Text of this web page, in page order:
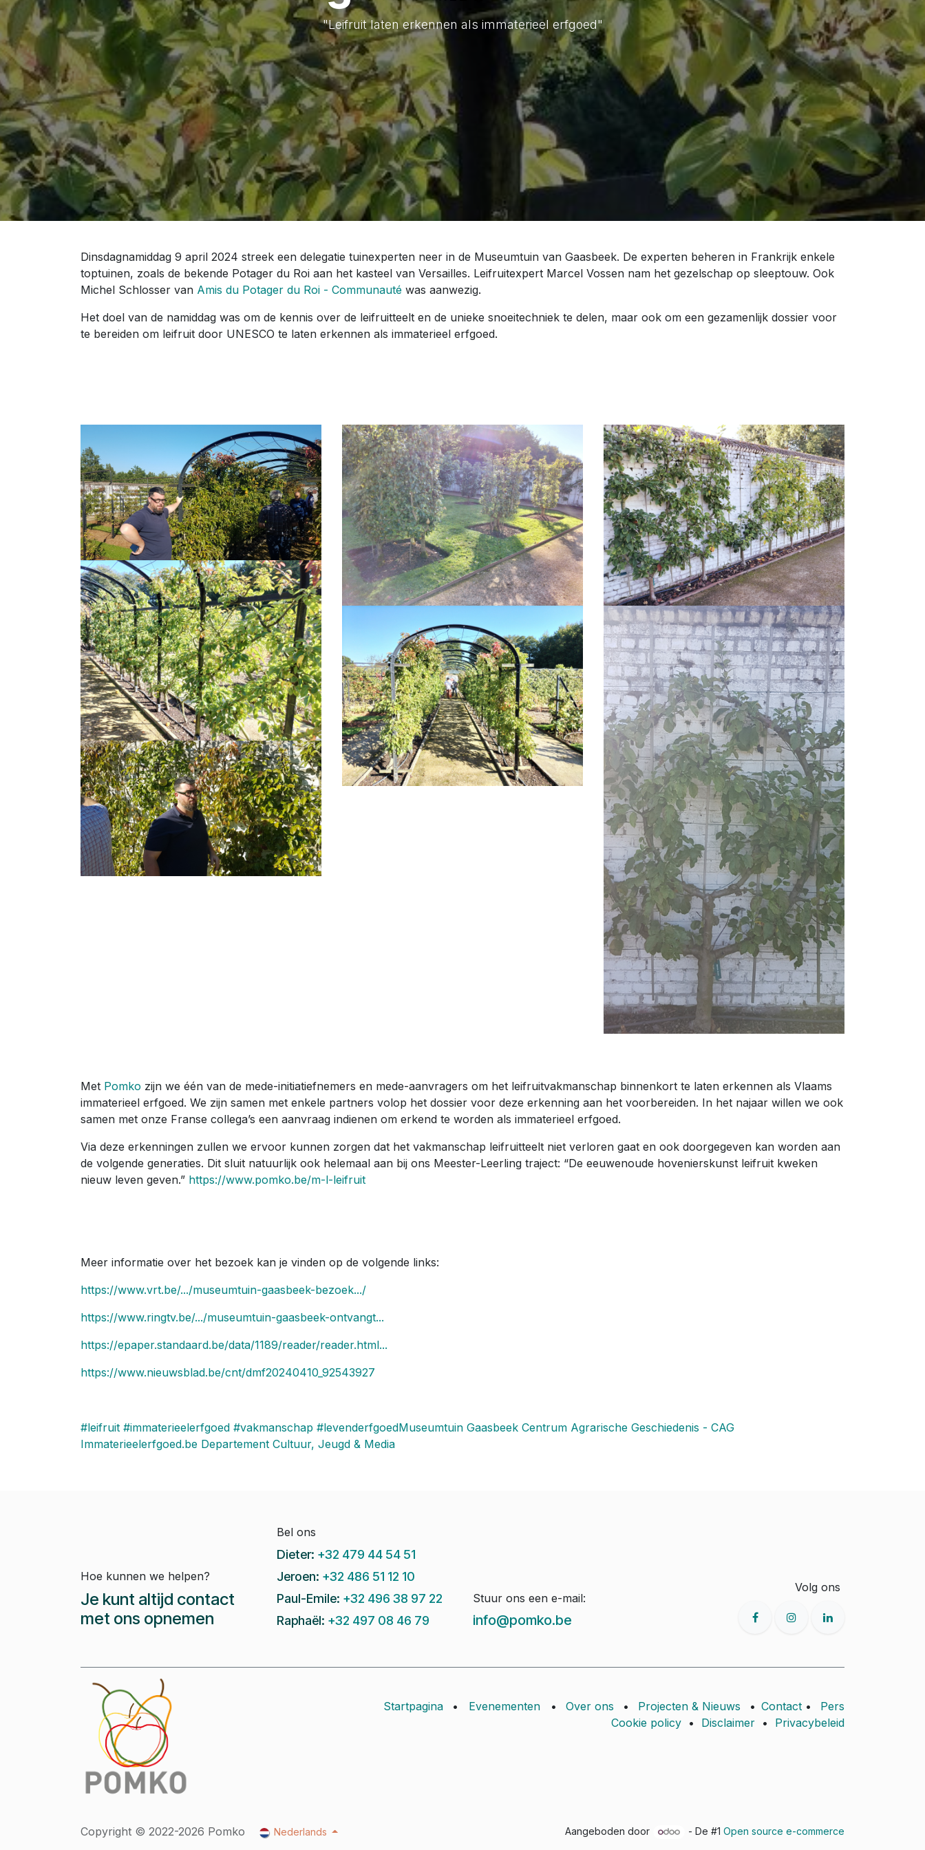
"Leifruit laten erkennen als immaterieel erfgoed"
Dinsdagnamiddag 9 april 2024 streek een delegatie tuinexperten neer in de Museumtuin van Gaasbeek. De experten beheren in Frankrijk enkele
toptuinen, zoals de bekende Potager du Roi aan het kasteel van Versailles. Leifruitexpert Marcel Vossen nam het gezelschap op sleeptouw. Ook
Michel Schlosser van Amis du Potager du Roi - Communauté was aanwezig.
Het doel van de namiddag was om de kennis over de leifruitteelt en de unieke snoeitechniek te delen, maar ook om een gezamenlijk dossier voor
te bereiden om leifruit door UNESCO te laten erkennen als immaterieel erfgoed.
Met Pomko zijn we één van de mede-initiatiefnemers en mede-aanvragers om het leifruitvakmanschap binnenkort te laten erkennen als Vlaams
immaterieel erfgoed. We zijn samen met enkele partners volop het dossier voor deze erkenning aan het voorbereiden. In het najaar willen we ook
samen met onze Franse collega’s een aanvraag indienen om erkend te worden als immaterieel erfgoed.
Via deze erkenningen zullen we ervoor kunnen zorgen dat het vakmanschap leifruitteelt niet verloren gaat en ook doorgegeven kan worden aan
de volgende generaties. Dit sluit natuurlijk ook helemaal aan bij ons Meester-Leerling traject: “De eeuwenoude hovenierskunst leifruit kweken
nieuw leven geven.” https://www.pomko.be/m-l-leifruit
Meer informatie over het bezoek kan je vinden op de volgende links:
https://www.vrt.be/.../museumtuin-gaasbeek-bezoek.../
https://www.ringtv.be/.../museumtuin-gaasbeek-ontvangt...
https://epaper.standaard.be/data/1189/reader/reader.html...
https://www.nieuwsblad.be/cnt/dmf20240410_92543927
#leifruit #immaterieelerfgoed #vakmanschap #levenderfgoedMuseumtuin Gaasbeek Centrum Agrarische Geschiedenis - CAG
Immaterieelerfgoed.be Departement Cultuur, Jeugd & Media
Hoe kunnen we helpen?
Je kunt altijd contact
met ons opnemen
Bel ons
Dieter: +32 479 44 54 51
Jeroen: +32 486 51 12 10
Paul-Emile: +32 496 38 97 22
Raphaël: +32 497 08 46 79
Stuur ons een e-mail:
info@pomko.be
Volg ons
Startpagina • Evenementen • Over ons • Projecten & Nieuws • Contact •
Pers
Cookie policy • Disclaimer • Privacybeleid
Copyright © 2022-2026 Pomko Nederlands Aangeboden door - De #1 Open source e-commerce